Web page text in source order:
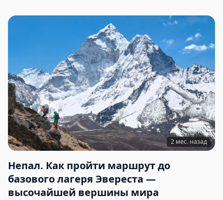
2 мес. назад
Непал. Как пройти маршрут до
базового лагеря Эвереста —
высочайшей вершины мира